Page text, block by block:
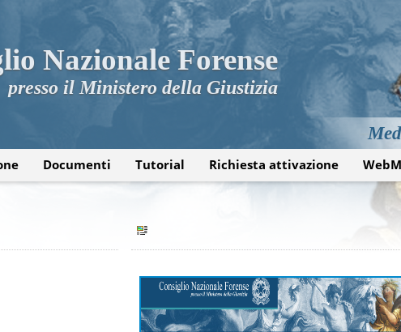
Nazionale Forense
presso il Ministero della Giustizia
Documenti Tutorial Richiesta attivazione